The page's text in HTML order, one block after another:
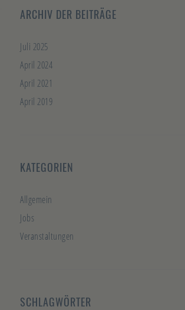
ARCHIV DER BEITRÄGE
Juli 2025
April 2024
April 2021
April 2019
KATEGORIEN
Allgemein
Jobs
Veranstaltungen
SCHLAGWÖRTER